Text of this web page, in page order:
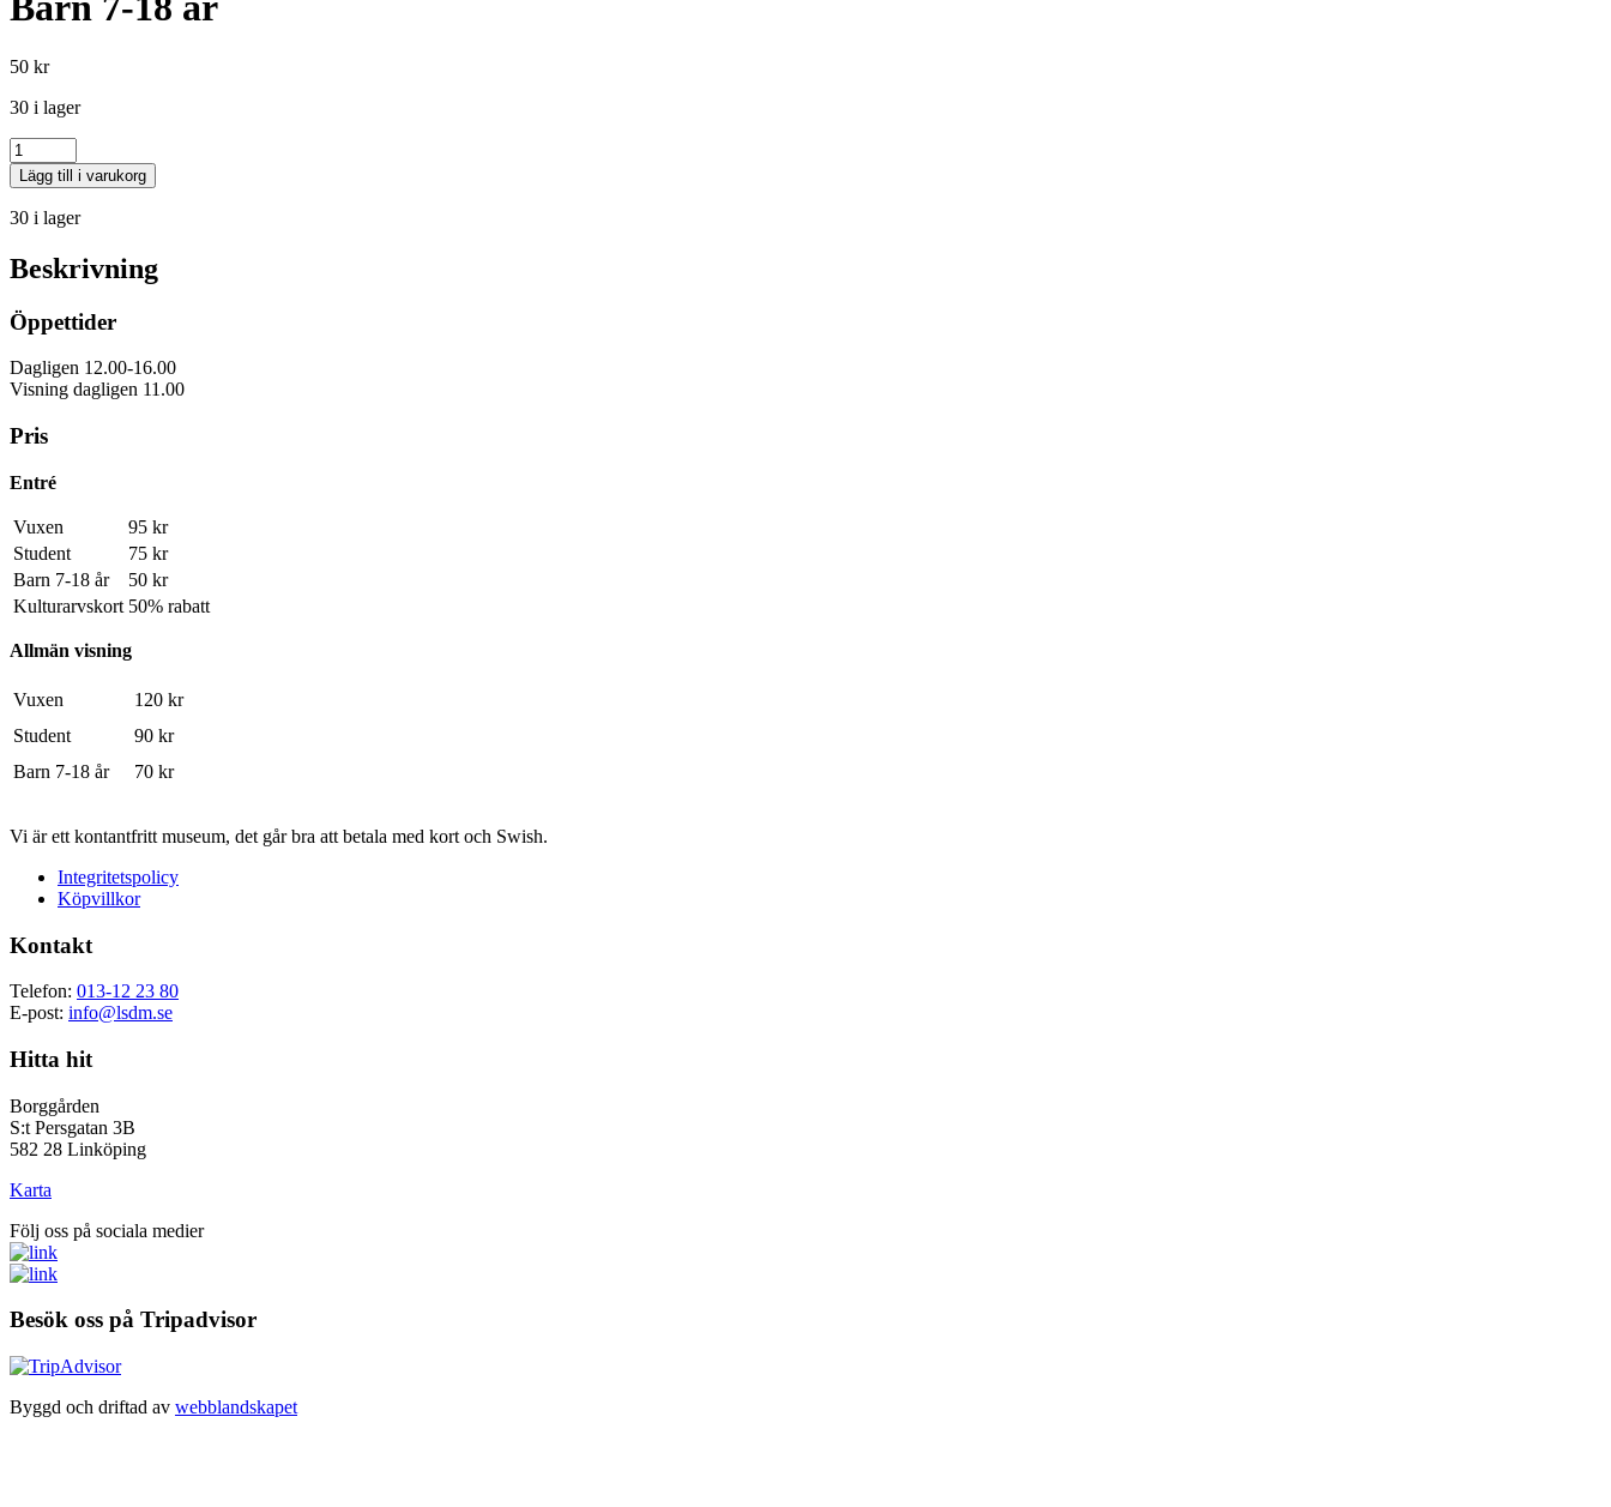
50 kr
30 i lager
Antal
Lägg till i varukorg
30 i lager
Beskrivning
Öppettider
Dagligen 12.00-16.00
Visning dagligen 11.00
Pris
Entré
Vuxen
95 kr
Student
75 kr
Barn 7-18 år
50 kr
Kulturarvskort 50% rabatt
Allmän visning
Vuxen
120 kr
Student
90 kr
Barn 7-18 år
70 kr
Vi är ett kontantfritt museum, det går bra att betala med kort och Swish.
Integritetspolicy
Köpvillkor
Kontakt
Telefon: 013-12 23 80
E-post: info@lsdm.se
Hitta hit
Borggården
S:t Persgatan 3B
582 28 Linköping
Karta
Följ oss på sociala medier
Besök oss på Tripadvisor
Byggd och driftad av webblandskapet